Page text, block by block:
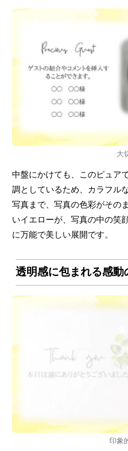
大
中盤にかけても、このピュア
調としているため、カラフル
写真まで、写真の色彩がその
いイエローが、写真の中の笑
に万能で美しい展開です。
透明感に包まれる感動
印象